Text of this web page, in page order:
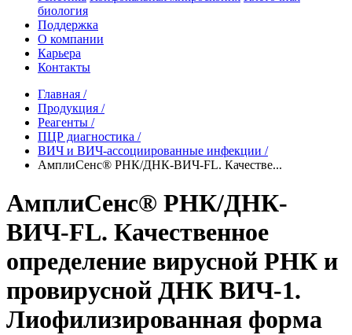
биология
Поддержка
О компании
Карьера
Контакты
Главная /
Продукция /
Реагенты /
ПЦР диагностика /
ВИЧ и ВИЧ-ассоциированные инфекции /
АмплиСенс® РНК/ДНК-ВИЧ-FL. Качестве...
АмплиСенс® РНК/ДНК-
ВИЧ-FL. Качественное
определение вирусной РНК и
провирусной ДНК ВИЧ-1.
Лиофилизированная форма